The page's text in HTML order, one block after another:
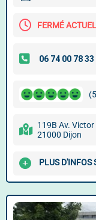
FERMÉ
119B Av.
21000 Dijon
PLUS D'INFOS